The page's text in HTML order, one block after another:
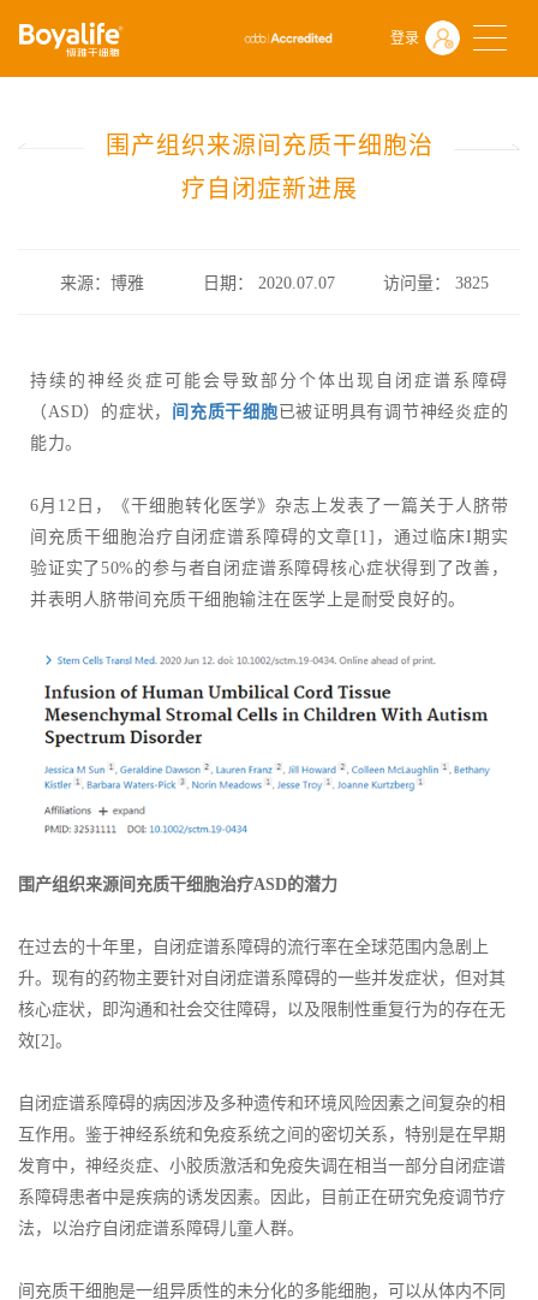
登录
首页 什么是干细胞
前沿动态
围产组织来源间充质干细胞治疗自闭症新进展
围产组织来源间充质干细胞治
疗自闭症新进展
来源：博雅 日期： 2020.07.07 访问量：3825
持续的神经炎症可能会导致部分个体出现自闭症谱系障碍
（ASD）的症状， 间充质干细胞 已被证明具有调节神经炎症的
能力。
6月12日，《干细胞转化医学》杂志上发表了一篇关于人脐带
间充质干细胞治疗自闭症谱系障碍的文章[1]，通过临床I期实
验证实了50%的参与者自闭症谱系障碍核心症状得到了改善，
并表明人脐带间充质干细胞输注在医学上是耐受良好的。
围产组织来源间充质干细胞治疗ASD的潜力
在过去的十年里，自闭症谱系障碍的流行率在全球范围内急剧上
升。现有的药物主要针对自闭症谱系障碍的一些并发症状，但对其
核心症状，即沟通和社会交往障碍，以及限制性重复行为的存在无
效[2]。
自闭症谱系障碍的病因涉及多种遗传和环境风险因素之间复杂的相
互作用。鉴于神经系统和免疫系统之间的密切关系，特别是在早期
发育中，神经炎症、小胶质激活和免疫失调在相当一部分自闭症谱
系障碍患者中是疾病的诱发因素。因此，目前正在研究免疫调节疗
法，以治疗自闭症谱系障碍儿童人群。
间充质干细胞是一组异质性的未分化的多能细胞，可以从体内不同